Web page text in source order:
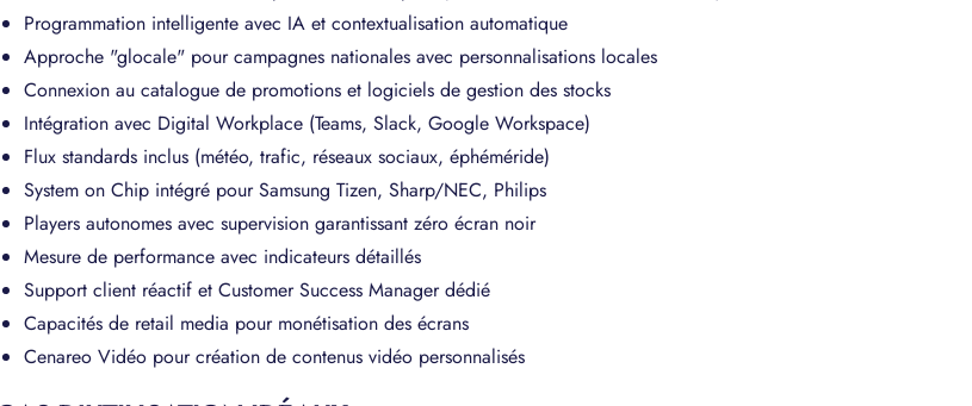
Programmation intelligente avec IA et contextualisation automatique
Approche "glocale" pour campagnes nationales avec personnalisations locales
Connexion au catalogue de promotions et logiciels de gestion des stocks
Intégration avec Digital Workplace (Teams, Slack, Google Workspace)
Flux standards inclus (météo, trafic, réseaux sociaux, éphéméride)
System on Chip intégré pour Samsung Tizen, Sharp/NEC, Philips
Players autonomes avec supervision garantissant zéro écran noir
Mesure de performance avec indicateurs détaillés
Support client réactif et Customer Success Manager dédié
Capacités de retail media pour monétisation des écrans
Cenareo Vidéo pour création de contenus vidéo personnalisés